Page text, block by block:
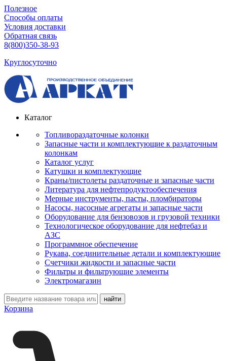
Полезное
Способы оплаты
Условия доставки
Обратная связь
8(800)350-38-93
Круглосуточно
Каталог
Топливораздаточные колонки
Запасные части и комплектующие к раздаточным
колонкам
Каталог услуг
Катушки и комплектующие
Краны/пистолеты раздаточные и запасные части
Литература для нефтепродуктообеспечения
Мерные инструменты, пасты, пломбираторы
Насосы, насосные агрегаты и запасные части
Оборудование для бензовозов и грузовой техники
Технологическое оборудование для нефтебаз и
АЗС
Программное обеспечение
Рукава, соединительные детали и комплектующие
Счетчики жидкости и запасные части
Фильтры и фильтрующие элементы
Электромагазин
Корзина